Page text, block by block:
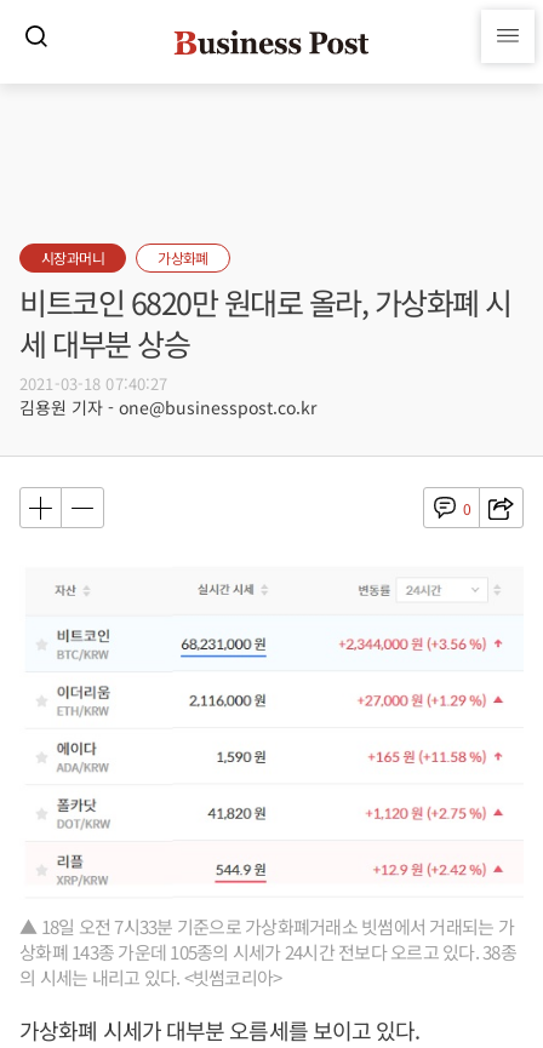
시장과머니 가상화폐
비트코인 6820만 원대로 올라, 가상화폐 시
세 대부분 상승
2021-03-18 07:40:27
김용원 기자 - one@businesspost.co.kr
0
▲ 18일 오전 7시33분 기준으로 가상화폐거래소 빗썸에서 거래되는 가
상화폐 143종 가운데 105종의 시세가 24시간 전보다 오르고 있다. 38종
의 시세는 내리고 있다. <빗썸코리아>
가상화폐 시세가 대부분 오름세를 보이고 있다.